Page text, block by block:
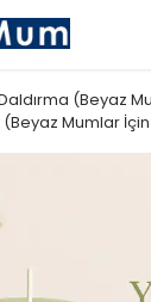
(Beyaz
Mumlar